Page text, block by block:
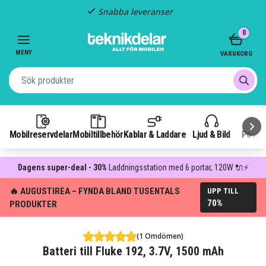
Snabba leveranser
MENY
MobilreservdelarMobiltillbehör Kablar & Laddare Ljud & Bild
0
VARUKORG
Dagens super-deal - 30% Laddningsstation med 6 portar, 120W 🔌⚡
🔥 AUGUSTIREA – FYNDA BLAND TUSENTALS
PRODUKTER
UPP TILL
70%
(1 Omdömen)
Batteri till Fluke 192, 3.7V, 1500 mAh